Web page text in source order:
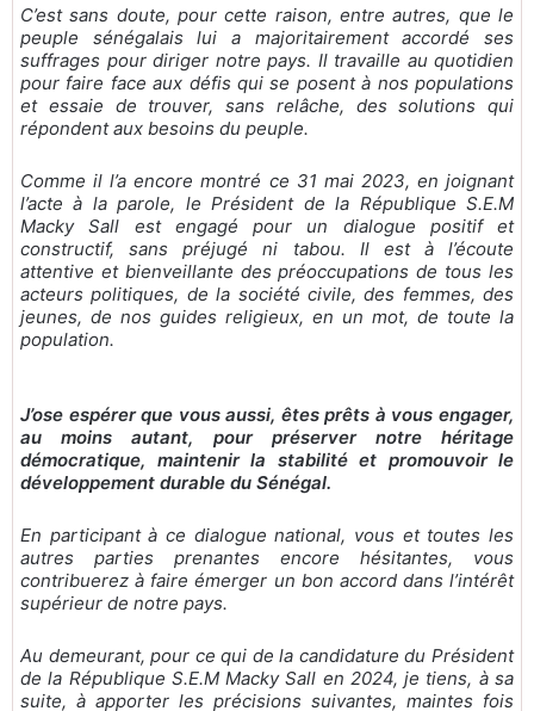
C’est sans doute, pour cette raison, entre autres, que le
peuple sénégalais lui a majoritairement accordé ses
suffrages pour diriger notre pays. Il travaille au quotidien
pour faire face aux défis qui se posent à nos populations
et essaie de trouver, sans relâche, des solutions qui
répondent aux besoins du peuple.
Comme il l’a encore montré ce 31 mai 2023, en joignant
l’acte à la parole, le Président de la République S.E.M
Macky Sall est engagé pour un dialogue positif et
constructif, sans préjugé ni tabou. Il est à l’écoute
attentive et bienveillante des préoccupations de tous les
acteurs politiques, de la société civile, des femmes, des
jeunes, de nos guides religieux, en un mot, de toute la
population.
J’ose espérer que vous aussi, êtes prêts à vous engager,
au moins autant, pour préserver notre héritage
démocratique, maintenir la stabilité et promouvoir le
développement durable du Sénégal.
En participant à ce dialogue national, vous et toutes les
autres parties prenantes encore hésitantes, vous
contribuerez à faire émerger un bon accord dans l’intérêt
supérieur de notre pays.
Au demeurant, pour ce qui de la candidature du Président
de la République S.E.M Macky Sall en 2024, je tiens, à sa
suite, à apporter les précisions suivantes, maintes fois